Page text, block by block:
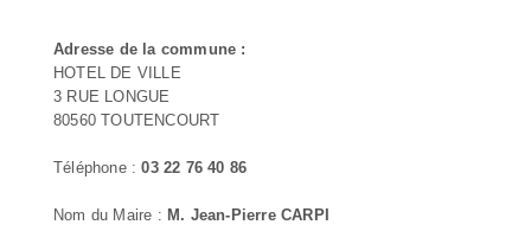
Adresse de la commune :
HOTEL DE VILLE
3 RUE LONGUE
80560 TOUTENCOURT
Téléphone :03 22 76 40 86
Nom du Maire : M. Jean-Pierre CARPI